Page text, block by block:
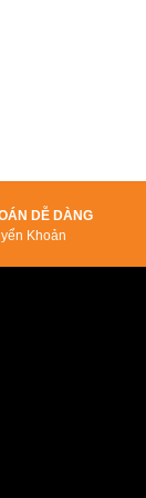
DỄ DÀNG
Khoản